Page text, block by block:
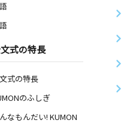
式の特長
式の特長
のふしぎ
なもんだい! KUMON